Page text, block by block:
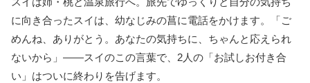
に向き合ったスイは、幼なじみの菖に電話をかけます。「ご
めんね、ありがとう。あなたの気持ちに、ちゃんと応えられ
ないから」——スイのこの言葉で、2人の「お試しお付き合
い」はついに終わりを告げます。